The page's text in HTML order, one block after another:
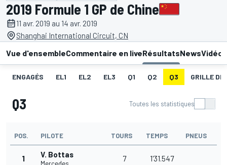
2019 Formule 1 GP de Chine
11 avr. 2019 au 14 avr. 2019
Shanghai International Circuit, CN
Vue d'ensembleCommentaire en liveRésultatsNewsVidéos
ENGAGÉS EL1 EL2 EL3 Q1 Q2 Q3 GRILLE DE
Q3 Toutes les statistiques
POS. PILOTE TOURS TEMPS PNEUS
1 V. Bottas 7 1'31.547